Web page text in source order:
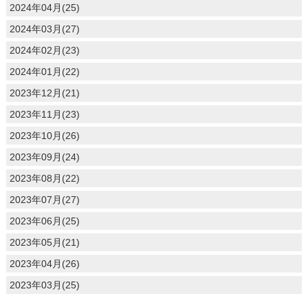
2024年04月(25)
2024年03月(27)
2024年02月(23)
2024年01月(22)
2023年12月(21)
2023年11月(23)
2023年10月(26)
2023年09月(24)
2023年08月(22)
2023年07月(27)
2023年06月(25)
2023年05月(21)
2023年04月(26)
2023年03月(25)